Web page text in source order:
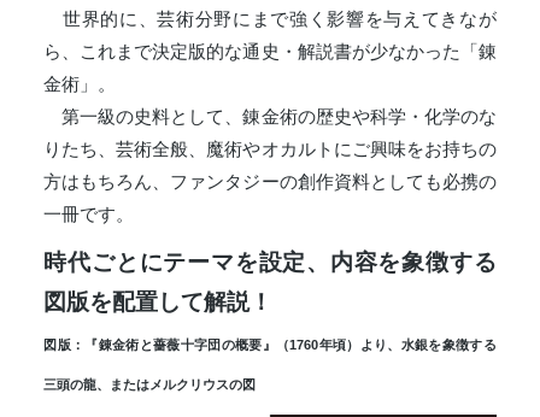
世界的に、芸術分野にまで強く影響を与えてきなが
ら、これまで決定版的な通史・解説書が少なかった「錬
金術」。
第一級の史料として、錬金術の歴史や科学・化学のな
りたち、芸術全般、魔術やオカルトにご興味をお持ちの
方はもちろん、ファンタジーの創作資料としても必携の
一冊です。
時代ごとにテーマを設定、内容を象徴する
図版を配置して解説！
図版：『錬金術と薔薇十字団の概要』（1760年頃）より、水銀を象徴する
三頭の龍、またはメルクリウスの図